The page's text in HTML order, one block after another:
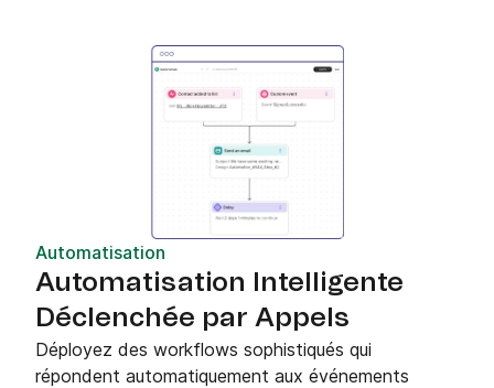
Automatisation
Automatisation Intelligente
Déclenchée par Appels
Déployez des workflows sophistiqués qui
répondent automatiquement aux événements